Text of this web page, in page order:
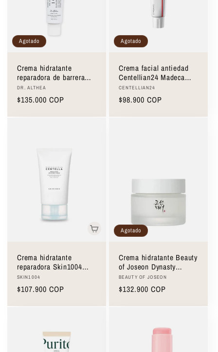
Agotado
Crema hidratante
reparadora de barrera
147 Dr. Althea 147
Barrier Cream 50ml
Proveedor:
DR. ALTHEA
Precio
$135.000 COP
Agotado
Crema facial antiedad
Centellian24 Madeca
Cream Time Reverse
50ml
Proveedor:
CENTELLIAN24
Precio
$98.900 COP
Crema hidratante
reparadora Skin1004
Madagascar Hyalu-Cica
Moisture Cream 75ml
Proveedor:
SKIN1004
Precio
$107.900 COP
Agotado
Crema hidratante Beauty
of Joseon Dynasty
Cream 50ml
Proveedor:
BEAUTY OF JOSEON
Precio
$132.900 COP